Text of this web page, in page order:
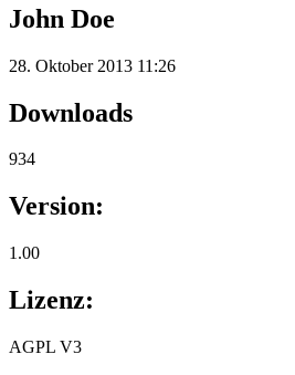
John Doe
28. Oktober 2013 11:26
Downloads
934
Version:
1.00
Lizenz:
AGPL V3